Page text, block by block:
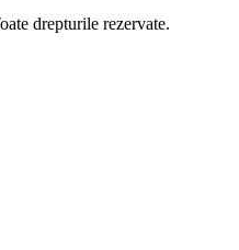
drepturile rezervate.